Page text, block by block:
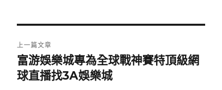
章
導
上一篇文章
上
一
富游娛樂城專為全球戰神賽特頂級網
球直播找3A娛樂城